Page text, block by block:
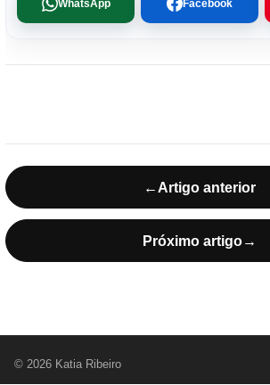
WhatsApp Facebook
← Artigo anterior
Próximo artigo→
© 2026 Katia Ribeiro